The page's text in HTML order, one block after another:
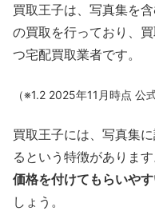
買取王子は、写真集を
の買取を行っており、
つ宅配買取業者です。
（※1.2 2025年11月時点 公
買取王子には、写真集
るという特徴があります
価格を付けてもらいや
しょう。